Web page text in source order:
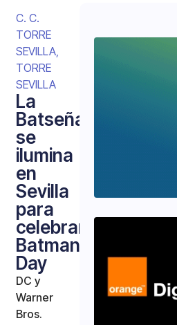
C. C.
TORRE
SEVILLA
TORRE
SEVILLA
La
Batseñal
se
ilumina
en
Sevilla
para
celebrar
Batman
Day
DC y
Warner
Bros.